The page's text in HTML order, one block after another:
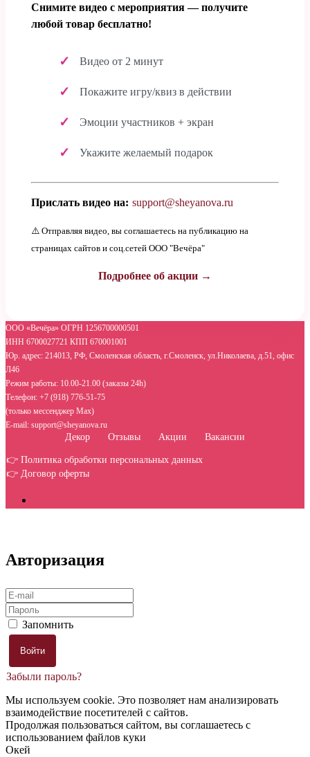
Снимите видео с мероприятия — получите
любой товар бесплатно!
Видео от 2 минут
Покажите игру/квиз в действии
Эмоции участников + экран
Укажите желаемый подарок
Прислать видео на: support@sheyanova.ru
⚠️ Отправляя видео, вы соглашаетесь на публикацию на
страницах сайтов и соц.сетей ООО "Вечёра"
Подробнее об акции →
ООО «Вечёра» ОГРН 1256700000501
ИНН 6700027721 КПП 670001001
Юр. адрес: 214013, РФ, Смоленская область, г.Смоленск, ул.Николаева, д.51, офис
Л46
Режим работы: 10.00-21.00 (заказы 24h)
Телефон: +7 (918) 776-51-75
(только мессенджер Max)
E-mail: support@sheyanova.ru
Декор Отзывы Акции Вакансии
👉 Политика обработки персональных данных
👉 Договор оферты
Авторизация
Запомнить
Забыли пароль?
Мы используем cookie. Это позволяет нам анализировать
взаимодействие посетителей с сайтов.
Продолжая пользоваться сайтом, вы соглашаетесь с
использованием файлов куки
Окей